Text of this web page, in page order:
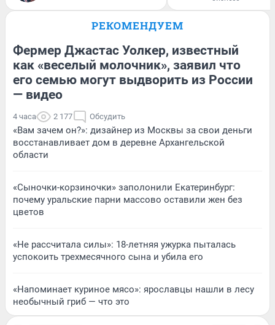
РЕКОМЕНДУЕМ
Фермер Джастас Уолкер, известный
как «веселый молочник», заявил что
его семью могут выдворить из России
— видео
4 часа 2 177 Обсудить
«Вам зачем он?»: дизайнер из Москвы за свои деньги
восстанавливает дом в деревне Архангельской
области
«Сыночки-корзиночки» заполонили Екатеринбург:
почему уральские парни массово оставили жен без
цветов
«Не рассчитала силы»: 18-летняя ужурка пыталась
успокоить трехмесячного сына и убила его
«Напоминает куриное мясо»: ярославцы нашли в лесу
необычный гриб — что это